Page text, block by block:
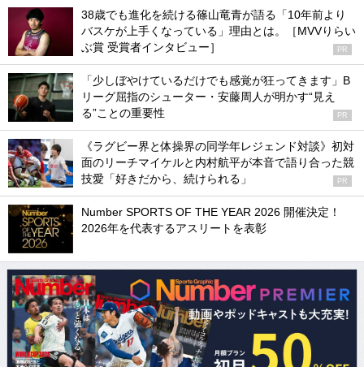
38歳でも進化を続ける篠山竜青が語る「10年前より
バスケが上手くなっている」理由とは。［MVVりらい
ぶ賞 受賞者インタビュー］
PR
「少しぼやけているだけでも感覚が狂ってきます」B
リーグ屈指のシューター・安藤周人が明かす“見え
る”ことの重要性
PR
《ラグビー界と体操界の同学年レジェンド対談》初対
面のリーチマイケルと内村航平が本音で語り合った競
技愛「好きだから、続けられる」
PR
Number SPORTS OF THE YEAR 2026 開催決定！
2026年を代表するアスリートを表彰